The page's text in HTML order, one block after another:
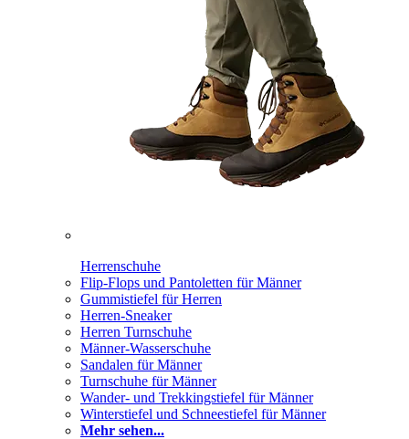
Herrenschuhe
Flip-Flops und Pantoletten für Männer
Gummistiefel für Herren
Herren-Sneaker
Herren Turnschuhe
Männer-Wasserschuhe
Sandalen für Männer
Turnschuhe für Männer
Wander- und Trekkingstiefel für Männer
Winterstiefel und Schneestiefel für Männer
Mehr sehen...